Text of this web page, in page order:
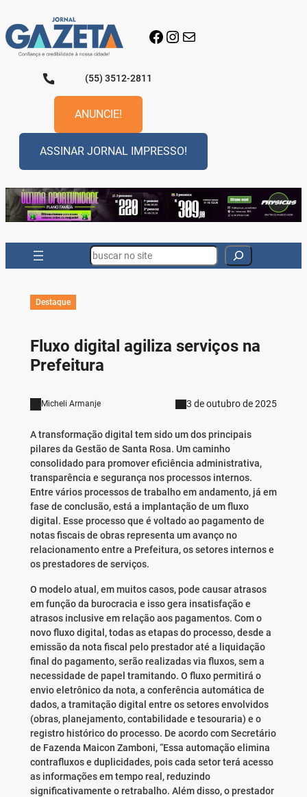
para
o
conteúdo
Facebook
Instagram
E-mail
(55) 3512-2811
ANUNCIE!
ASSINAR JORNAL IMPRESSO!
Search
Destaque
Fluxo digital agiliza serviços na
Prefeitura
Micheli Armanje 3 de outubro de 2025
A transformação digital tem sido um dos principais
pilares da Gestão de Santa Rosa. Um caminho
consolidado para promover eficiência administrativa,
transparência e segurança nos processos internos.
Entre vários processos de trabalho em andamento, já em
fase de conclusão, está a implantação de um fluxo
digital. Esse processo que é voltado ao pagamento de
notas fiscais de obras representa um avanço no
relacionamento entre a Prefeitura, os setores internos e
os prestadores de serviços.
O modelo atual, em muitos casos, pode causar atrasos
em função da burocracia e isso gera insatisfação e
atrasos inclusive em relação aos pagamentos. Com o
novo fluxo digital, todas as etapas do processo, desde a
emissão da nota fiscal pelo prestador até a liquidação
final do pagamento, serão realizadas via fluxos, sem a
necessidade de papel tramitando. O fluxo permitirá o
envio eletrônico da nota, a conferência automática de
dados, a tramitação digital entre os setores envolvidos
(obras, planejamento, contabilidade e tesouraria) e o
registro histórico do processo. De acordo com Secretário
de Fazenda Maicon Zamboni, “Essa automação elimina
contrafluxos e duplicidades, pois cada setor terá acesso
as informações em tempo real, reduzindo
significativamente o retrabalho. Além disso, o prestador